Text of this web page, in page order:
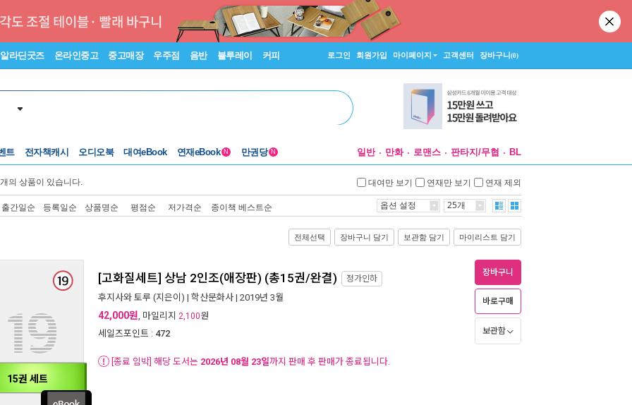
알라딘굿즈 온라인중고 중고매장 우주점 음반 블루레이 커피 로그인 회원가입 마이페이지 고객센터 장바구니(0)
트 전자책캐시 오디오북 대여eBook 연재eBook N 만권당 N 일반 만화 로맨스 판타지/무협 BL
개의 상품이 있습니다. 대여만 보기 연재만 보기 연재 제외
출간일순 등록일순 상품명순 평점순 저가격순 종이책 베스트순 옵션 설정 25개
전체선택 장바구니 담기 보관함 담기 마이리스트 담기
15권 세트
[고화질세트] 상남 2인조(애장판) (총15권/완결) 정가인하
후지사와 토루 (지은이) | 학산문화사 | 2019년 3월
42,000원, 마일리지 2,100원
세일즈포인트 : 472
[종료 임박] 해당 도서는 2026년 08월 23일까지 판매 후 판매가 종료됩니다.
장바구니
바로구매
보관함